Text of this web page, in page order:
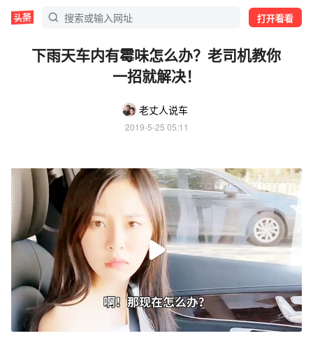
打开看看
下雨天车内有霉味怎么办？老司机教你
一招就解决！
老丈人说车
2019-5-25 05:11